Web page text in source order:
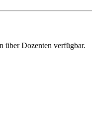
über Dozenten verfügbar.